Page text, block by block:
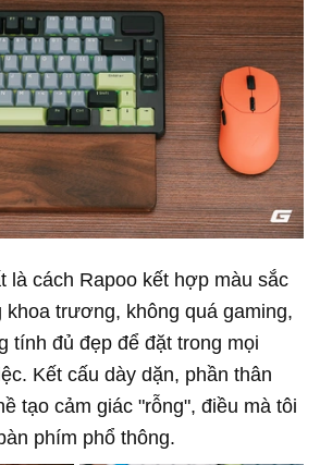
là cách Rapoo kết hợp màu sắc
khoa trương, không quá gaming,
tính đủ đẹp để đặt trong mọi
Kết cấu dày dặn, phần thân
tạo cảm giác "rỗng", điều mà tôi
phím phổ thông.